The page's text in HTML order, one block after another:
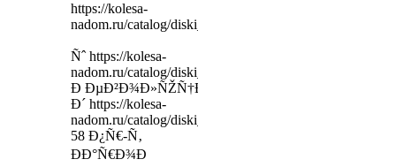
https://kolesa-
nadom.ru/catalog/diski_legkovy/model/365345/
Ñˆ https://kolesa-
nadom.ru/catalog/diski_legkovy/model/277987/
Ð ÐµÐ²Ð¾Ð»ÑŽÑ†Ð¸Ð¸,
Ð´ https://kolesa-
nadom.ru/catalog/diski_legkovy/model/360458/
58 Ð¿Ñ€-Ñ‚
ÐÐ°Ñ€Ð¾Ð